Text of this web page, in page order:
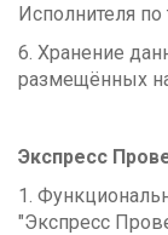
Исполнителя по
6. Хранение
размещённых
Экспресс
1.
"Экспресс